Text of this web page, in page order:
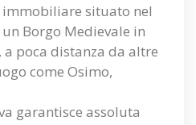
immobiliare situato nel
Borgo Medievale in
poca distanza da altre
come Osimo,
garantisce assoluta